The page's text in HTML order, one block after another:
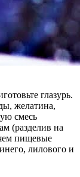
глазурь.
желатина,
смесь
(разделив на
пищевые
лилового и